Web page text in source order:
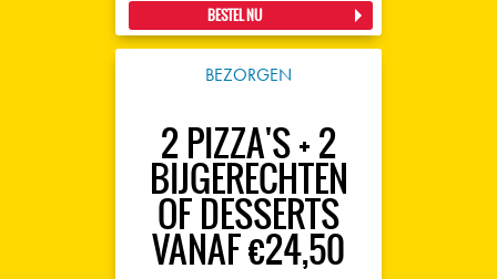
BESTEL NU
BEZORGEN
2 PIZZA'S + 2
BIJGERECHTEN
OF DESSERTS
VANAF €24,50